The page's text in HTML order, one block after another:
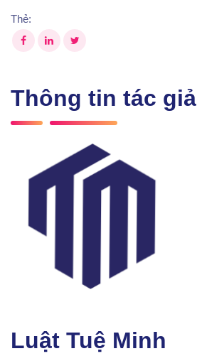
Thẻ:
Thông tin tác giả
Luật Tuệ Minh